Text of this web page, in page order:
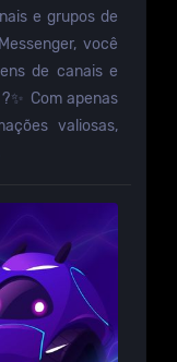
e grupos de
você
de canais e
Com apenas
valiosas,